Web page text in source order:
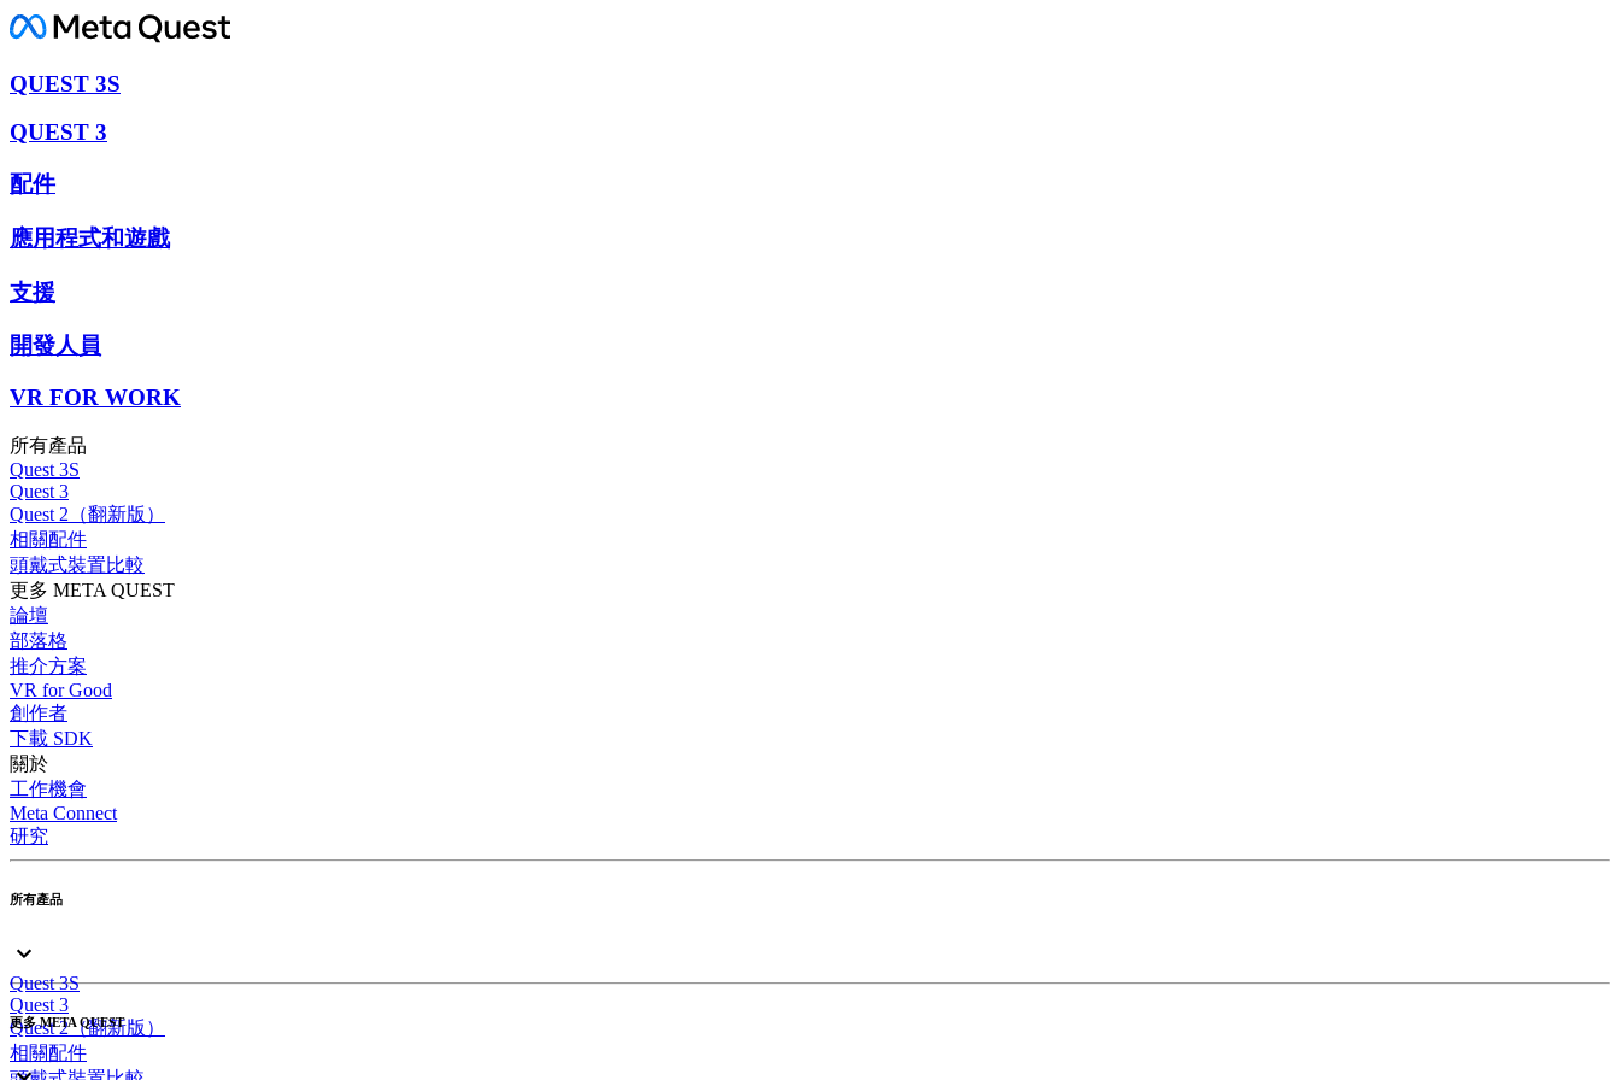
QUEST 3S
QUEST 3
配件
應用程式和遊戲
支援
開發人員
VR FOR WORK
所有產品
Quest 3S
Quest 3
Quest 2（翻新版）
相關配件
頭戴式裝置比較
更多 META QUEST
論壇
部落格
推介方案
VR for Good
創作者
下載 SDK
關於
工作機會
Meta Connect
研究
所有產品
Quest 3S
Quest 3
Quest 2（翻新版）
相關配件
更多 META QUEST